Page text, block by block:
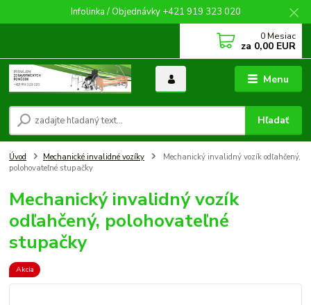
Infolinka / Objednávky +421 919 323 020
Menu
Hľadať
0 Mesiac
za 0,00 EUR
Úvod Mechanické invalidné vozíky
Mechanický invalidný vozík odľahčený,
polohovateľné stupačky
Mechanický invalidný vozík
odľahčený, polohovateľné
stupačky
Akcia